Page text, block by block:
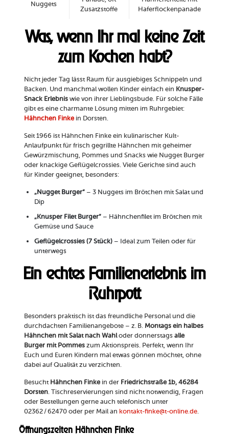
Nuggets
Zusatzstoffe
Haferflockenpanade
Was, wenn Ihr mal keine Zeit
zum Kochen habt?
Nicht jeder Tag lässt Raum für ausgiebiges Schnippeln und
Backen. Und manchmal wollen Kinder einfach ein Knusper-
Snack Erlebniswie von ihrer Lieblingsbude. Für solche Fälle
gibt es eine charmante Lösung mitten im Ruhrgebiet:
Hähnchen Finkein Dorsten.
Seit 1966 ist Hähnchen Finke ein kulinarischer Kult-
Anlaufpunkt für frisch gegrillte Hähnchen mit geheimer
Gewürzmischung, Pommes und Snacks wie Nugget Burger
oder knackige Geflügelcrossies. Viele Gerichte sind auch
für Kinder geeignet, besonders:
„Nugget Burger“– 3 Nuggets im Brötchen mit Salat und
Dip
„Knusper Filet Burger“– Hähnchenfilet im Brötchen mit
Gemüse und Sauce
Geflügelcrossies (7 Stück)– Ideal zum Teilen oder für
unterwegs
Ein echtes Familienerlebnis im
Ruhrpott
Besonders praktisch ist das freundliche Personal und die
durchdachten Familienangebote – z. B. Montags ein halbes
Hähnchen mit Salat nach Wahloder donnerstags alle
Burger mit Pommeszum Aktionspreis. Perfekt, wenn Ihr
Euch und Euren Kindern mal etwas gönnen möchtet, ohne
dabei auf Qualität zu verzichten.
Besucht Hähnchen Finkein der Friedrichstraße 1b, 46284
Dorsten. Tischreservierungen sind nicht notwendig, Fragen
oder Bestellungen gerne auch telefonisch unter
02362 / 62470oder per Mail an kontakt-finke@t-online.de.
Öffnungszeiten Hähnchen Finke